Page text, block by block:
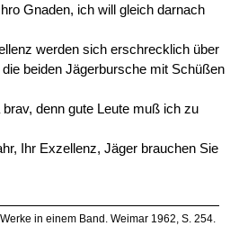
Gnaden, ich will gleich darnach
werden sich erschrecklich über
beiden Jägerbursche mit Schüßen
denn gute Leute muß ich zu
Ihr Exzellenz, Jäger brauchen Sie
in einem Band. Weimar 1962, S. 254.